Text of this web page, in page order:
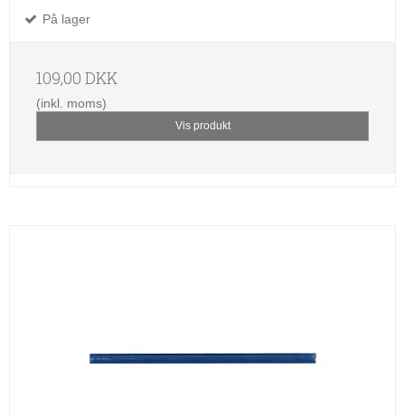
På lager
109,00 DKK
(inkl. moms)
Vis produkt